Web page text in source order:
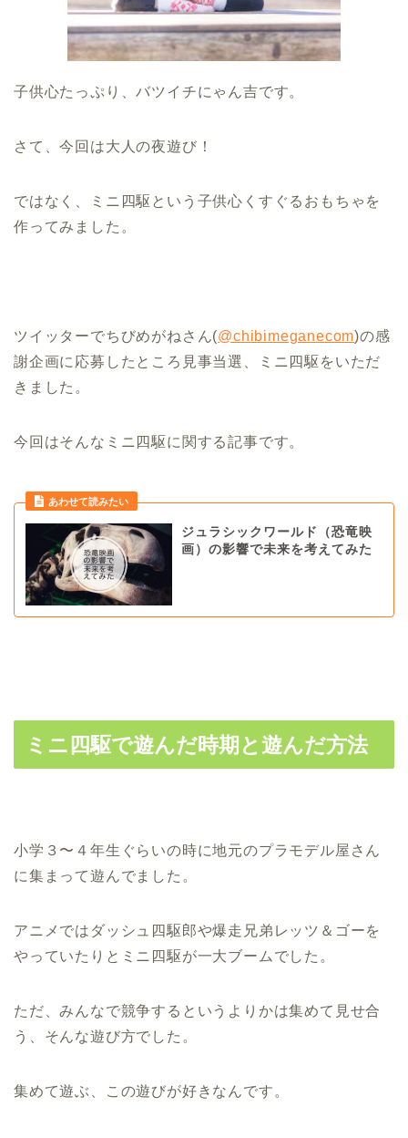
子供心たっぷり、バツイチにゃん吉です。
さて、今回は大人の夜遊び！
ではなく、ミニ四駆という子供心くすぐるおもちゃを
作ってみました。
ツイッターでちびめがねさん(@chibimeganecom)の感
謝企画に応募したところ見事当選、ミニ四駆をいただ
きました。
今回はそんなミニ四駆に関する記事です。
あわせて読みたい
ジュラシックワールド（恐竜映
画）の影響で未来を考えてみた
ミニ四駆で遊んだ時期と遊んだ方法
小学３〜４年生ぐらいの時に地元のプラモデル屋さん
に集まって遊んでました。
アニメではダッシュ四駆郎や爆走兄弟レッツ＆ゴーを
やっていたりとミニ四駆が一大ブームでした。
ただ、みんなで競争するというよりかは集めて見せ合
う、そんな遊び方でした。
集めて遊ぶ、この遊びが好きなんです。